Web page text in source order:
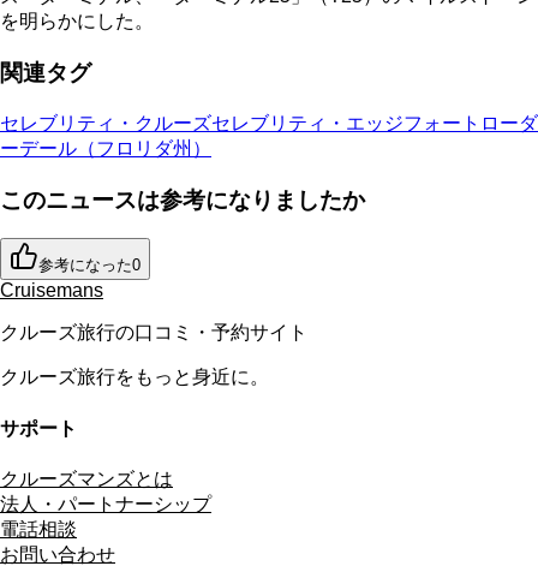
を明らかにした。
関連タグ
セレブリティ・クルーズセレブリティ・エッジフォートローダ
ーデール（フロリダ州）
このニュースは参考になりましたか
参考になった0
Cruisemans
クルーズ旅行の口コミ・予約サイト
クルーズ旅行をもっと身近に。
サポート
クルーズマンズとは
法人・パートナーシップ
電話相談
お問い合わせ